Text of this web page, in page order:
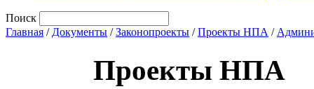
Поиск
Главная / Документы /Законопроекты /Проекты НПА /
Проекты НПА